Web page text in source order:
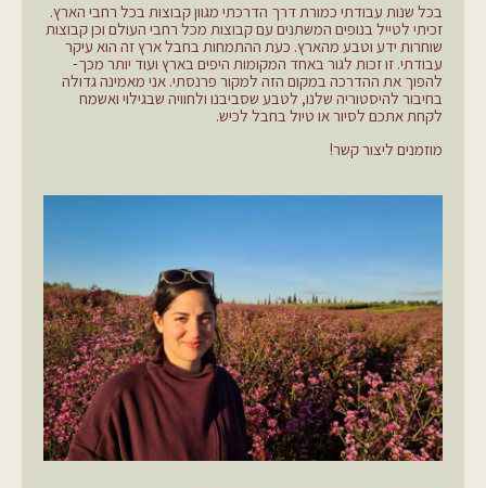
בכל שנות עבודתי כמורת דרך הדרכתי מגוון קבוצות בכל רחבי הארץ.
זכיתי לטייל בנופים המשתנים עם קבוצות מכל רחבי העולם וכן קבוצות
שוחרות ידע וטבע מהארץ. כעת ההתמחות בחבל ארץ זה הוא עיקר
עבודתי. זו זכות לגור באחד המקומות היפים בארץ ועוד יותר מכך-
להפוך את ההדרכה במקום הזה למקור פרנסתי. אני מאמינה גדולה
בחיבור להיסטוריה שלנו, לטבע שסביבנו ולחוויה שבגילוי ואשמח
לקחת אתכם לסיור או טיול בחבל לכיש.
מוזמנים ליצור קשר!